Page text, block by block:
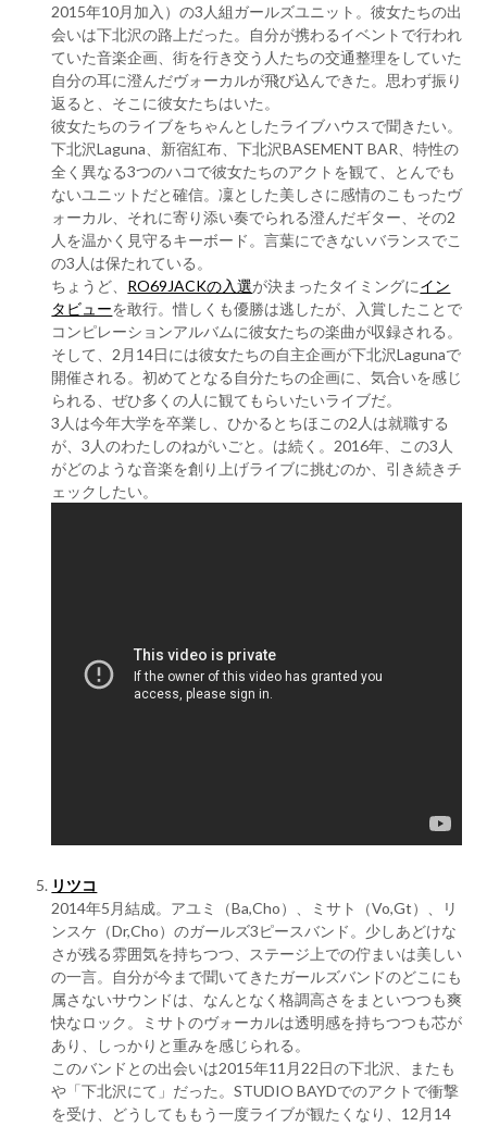
2015年10月加入）の3人組ガールズユニット。彼女たちの出
会いは下北沢の路上だった。自分が携わるイベントで行われ
ていた音楽企画、街を行き交う人たちの交通整理をしていた
自分の耳に澄んだヴォーカルが飛び込んできた。思わず振り
返ると、そこに彼女たちはいた。
彼女たちのライブをちゃんとしたライブハウスで聞きたい。
下北沢Laguna、新宿紅布、下北沢BASEMENT BAR、特性の
全く異なる3つのハコで彼女たちのアクトを観て、とんでも
ないユニットだと確信。凜とした美しさに感情のこもったヴ
ォーカル、それに寄り添い奏でられる澄んだギター、その2
人を温かく見守るキーボード。言葉にできないバランスでこ
の3人は保たれている。
ちょうど、 RO69JACKの入選が決まったタイミングにイン
タビューを敢行。惜しくも優勝は逃したが、入賞したことで
コンピレーションアルバムに彼女たちの楽曲が収録される。
そして、2月14日には彼女たちの自主企画が下北沢Lagunaで
開催される。初めてとなる自分たちの企画に、気合いを感じ
られる、ぜひ多くの人に観てもらいたいライブだ。
3人は今年大学を卒業し、ひかるとちほこの2人は就職する
が、3人のわたしのねがいごと。は続く。2016年、この3人
がどのような音楽を創り上げライブに挑むのか、引き続きチ
ェックしたい。
リツコ
2014年5月結成。アユミ（Ba,Cho）、ミサト（Vo,Gt）、リ
ンスケ（Dr,Cho）のガールズ3ピースバンド。少しあどけな
さが残る雰囲気を持ちつつ、ステージ上での佇まいは美しい
の一言。自分が今まで聞いてきたガールズバンドのどこにも
属さないサウンドは、なんとなく格調高さをまといつつも爽
快なロック。ミサトのヴォーカルは透明感を持ちつつも芯が
あり、しっかりと重みを感じられる。
このバンドとの出会いは2015年11月22日の下北沢、またも
や「下北沢にて」だった。STUDIO BAYDでのアクトで衝撃
を受け、どうしてももう一度ライブが観たくなり、12月14